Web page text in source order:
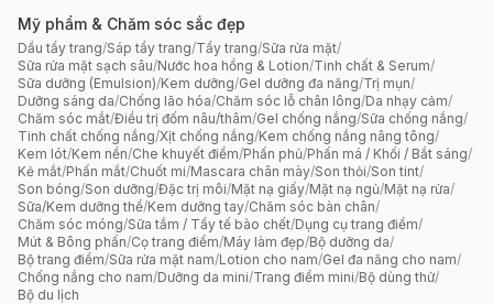
Mỹ phẩm & Chăm sóc sắc đẹp
Dầu tẩy trang/Sáp tẩy trang/Tẩy trang/Sữa rửa mặt/
Sữa rửa mặt sạch sâu/Nước hoa hồng & Lotion/Tinh chất & Serum/
Sữa dưỡng (Emulsion)/Kem dưỡng/Gel dưỡng đa năng/Trị mụn/
Dưỡng sáng da/Chống lão hóa/Chăm sóc lỗ chân lông/Da nhạy cảm/
Chăm sóc mắt/Điều trị đốm nâu/thâm/Gel chống nắng/Sữa chống nắng/
Tinh chất chống nắng/Xịt chống nắng/Kem chống nắng nâng tông/
Kem lót/Kem nền/Che khuyết điểm/Phấn phủ/Phấn má / Khối / Bắt sáng/
Kẻ mắt/Phấn mắt/Chuốt mi/Mascara chân mày/Son thỏi/Son tint/
Son bóng/Son dưỡng/Đặc trị môi/Mặt nạ giấy/Mặt nạ ngủ/Mặt nạ rửa/
Sữa/Kem dưỡng thể/Kem dưỡng tay/Chăm sóc bàn chân/
Chăm sóc móng/Sữa tắm / Tẩy tế bào chết/Dụng cụ trang điểm/
Mút & Bông phấn/Cọ trang điểm/Máy làm đẹp/Bộ dưỡng da/
Bộ trang điểm/Sữa rửa mặt nam/Lotion cho nam/Gel đa năng cho nam/
Chống nắng cho nam/Dưỡng da mini/Trang điểm mini/Bộ dùng thử/
Bộ du lịch